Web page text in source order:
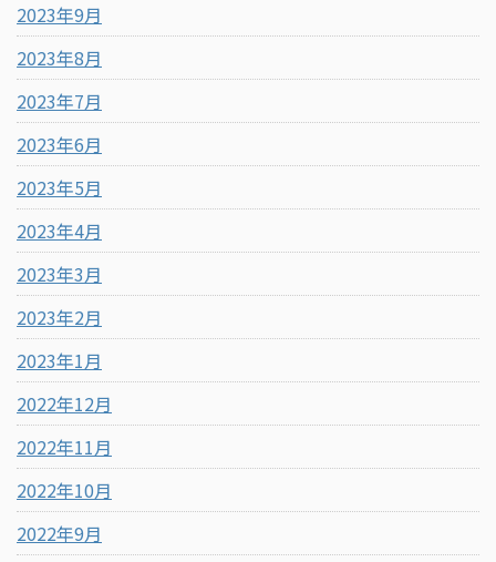
2023年9月
2023年8月
2023年7月
2023年6月
2023年5月
2023年4月
2023年3月
2023年2月
2023年1月
2022年12月
2022年11月
2022年10月
2022年9月